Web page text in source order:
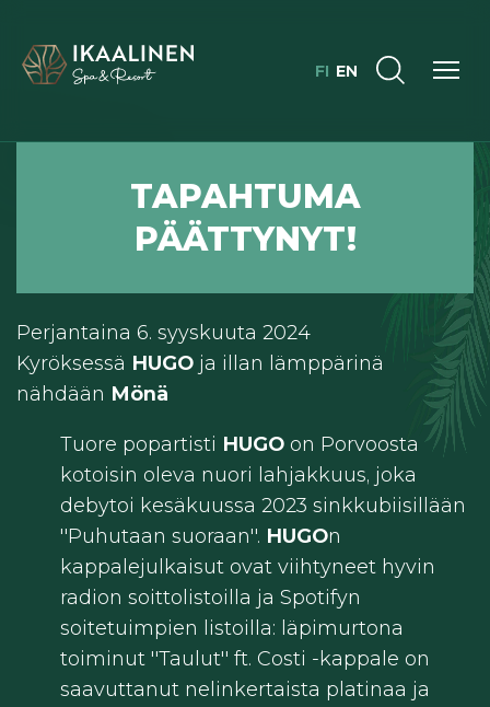
FI EN
TAPAHTUMA
PÄÄTTYNYT!
RAVINTOLA KYRÖS | OVET: 22:00 | ESITYS ALKAA: 23:00
Perjantaina 6. syyskuuta 2024
Kyröksessä HUGO ja illan lämppärinä
nähdään Mönä
Tuore popartisti HUGO on Porvoosta
kotoisin oleva nuori lahjakkuus, joka
debytoi kesäkuussa 2023 sinkkubiisillään
''Puhutaan suoraan''. HUGOn
kappalejulkaisut ovat viihtyneet hyvin
radion soittolistoilla ja Spotifyn
soitetuimpien listoilla: läpimurtona
toiminut ''Taulut'' ft. Costi -kappale on
saavuttanut nelinkertaista platinaa ja